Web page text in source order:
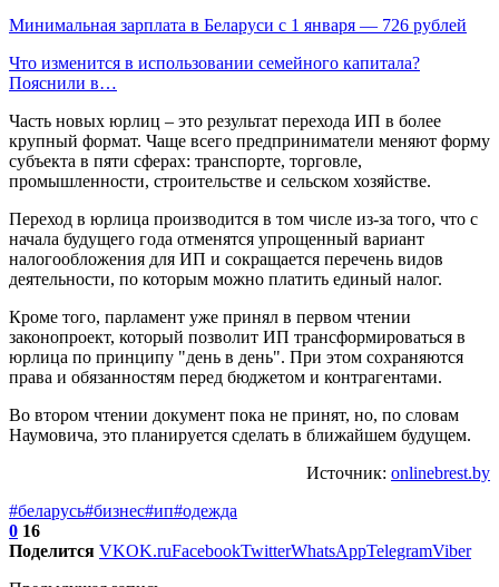
Минимальная зарплата в Беларуси с 1 января — 726 рублей
Что изменится в использовании семейного капитала?
Пояснили в…
Часть новых юрлиц – это результат перехода ИП в более
крупный формат. Чаще всего предприниматели меняют форму
субъекта в пяти сферах: транспорте, торговле,
промышленности, строительстве и сельском хозяйстве.
Переход в юрлица производится в том числе из-за того, что с
начала будущего года отменятся упрощенный вариант
налогообложения для ИП и сокращается перечень видов
деятельности, по которым можно платить единый налог.
Кроме того, парламент уже принял в первом чтении
законопроект, который позволит ИП трансформироваться в
юрлица по принципу "день в день". При этом сохраняются
права и обязанностям перед бюджетом и контрагентами.
Во втором чтении документ пока не принят, но, по словам
Наумовича, это планируется сделать в ближайшем будущем.
Источник: onlinebrest.by
#беларусь#бизнес#ип#одежда
0 16
Поделится VKOK.ruFacebookTwitterWhatsAppTelegramViber